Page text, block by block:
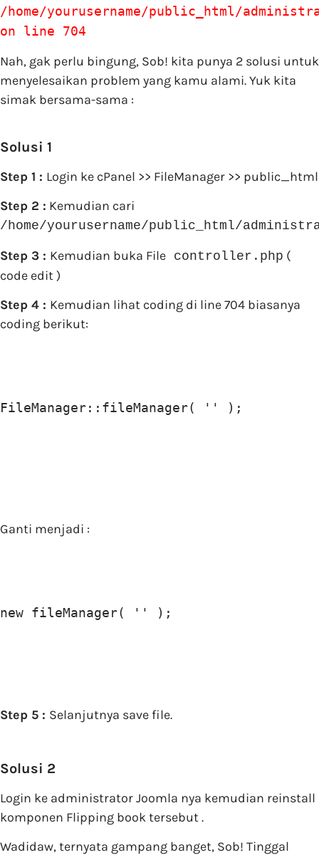
/home/yourusername/public_html/
on line 704
Nah, gak perlu bingung, Sob! kita punya 2 solusi untuk
menyelesaikan problem yang kamu alami. Yuk kita
simak bersama-sama :
Solusi 1
Step 1 : Login ke cPanel >> FileManager >> public_html
Step 2 : Kemudian cari
/home/yourusername/public_html/
Step 3 : Kemudian buka File controller.php (
code edit )
Step 4 : Kemudian lihat coding di line 704 biasanya
coding berikut:
FileManager::fileManager( '' );
Ganti menjadi :
new fileManager( '' );
Step 5 : Selanjutnya save file.
Solusi 2
Login ke administrator Joomla nya kemudian reinstall
komponen Flipping book tersebut .
Wadidaw, ternyata gampang banget, Sob! Tinggal